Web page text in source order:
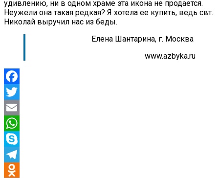
удивлению, ни в одном храме эта икона не продается.
Неужели она такая редкая? Я хотела ее купить, ведь свт.
Николай выручил нас из беды.
Елена Шантарина, г. Москва
www.azbyka.ru
Facebook
Twitter
Email
WhatsApp
Skype
Telegram